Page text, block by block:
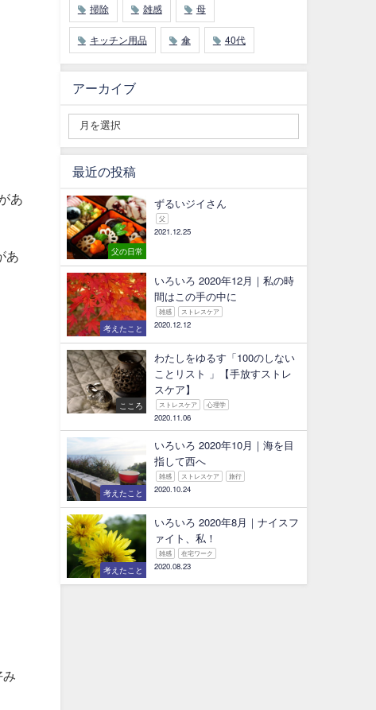
あ
あ
掃除 雑感 母
キッチン用品 傘 40代
アーカイブ
最近の投稿
父の日常
ずるいジイさん
父
2021.12.25
考えたこと
いろいろ 2020年12月｜私の時
間はこの手の中に
雑感 ストレスケア
2020.12.12
こころ
わたしをゆるす「100のしない
ことリスト 」【手放すストレ
スケア】
ストレスケア 心理学
2020.11.06
考えたこと
いろいろ 2020年10月｜海を目
指して西へ
雑感 ストレスケア 旅行
2020.10.24
考えたこと
いろいろ 2020年8月｜ナイスフ
ァイト、私！
雑感 在宅ワーク
2020.08.23